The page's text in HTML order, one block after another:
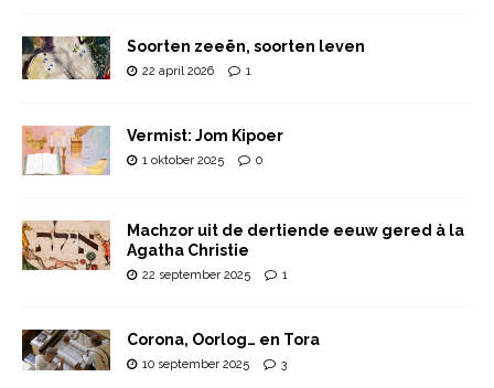
Soorten zeeën, soorten leven
22 april 2026 1
Vermist: Jom Kipoer
1 oktober 2025 0
Machzor uit de dertiende eeuw gered à la
Agatha Christie
22 september 2025 1
Corona, Oorlog… en Tora
10 september 2025 3